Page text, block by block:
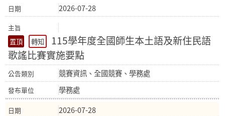
2026-07-28
轉知
115學年度全國師生本土語及新住民語
歌謠比賽實施要點
競賽資訊、全國競賽、學務處
學務處
2026-07-28